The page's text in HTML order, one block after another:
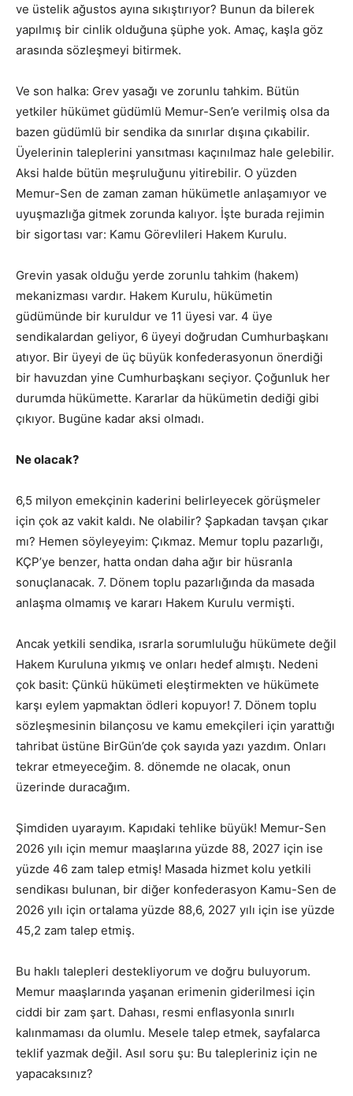
ve üstelik ağustos ayına sıkıştırıyor? Bunun da bilerek
yapılmış bir cinlik olduğuna şüphe yok. Amaç, kaşla göz
arasında sözleşmeyi bitirmek.
Ve son halka: Grev yasağı ve zorunlu tahkim. Bütün
yetkiler hükümet güdümlü Memur-Sen’e verilmiş olsa da
bazen güdümlü bir sendika da sınırlar dışına çıkabilir.
Üyelerinin taleplerini yansıtması kaçınılmaz hale gelebilir.
Aksi halde bütün meşruluğunu yitirebilir. O yüzden
Memur-Sen de zaman zaman hükümetle anlaşamıyor ve
uyuşmazlığa gitmek zorunda kalıyor. İşte burada rejimin
bir sigortası var: Kamu Görevlileri Hakem Kurulu.
Grevin yasak olduğu yerde zorunlu tahkim (hakem)
mekanizması vardır. Hakem Kurulu, hükümetin
güdümünde bir kuruldur ve 11 üyesi var. 4 üye
sendikalardan geliyor, 6 üyeyi doğrudan Cumhurbaşkanı
atıyor. Bir üyeyi de üç büyük konfederasyonun önerdiği
bir havuzdan yine Cumhurbaşkanı seçiyor. Çoğunluk her
durumda hükümette. Kararlar da hükümetin dediği gibi
çıkıyor. Bugüne kadar aksi olmadı.
Ne olacak?
6,5 milyon emekçinin kaderini belirleyecek görüşmeler
için çok az vakit kaldı. Ne olabilir? Şapkadan tavşan çıkar
mı? Hemen söyleyeyim: Çıkmaz. Memur toplu pazarlığı,
KÇP’ye benzer, hatta ondan daha ağır bir hüsranla
sonuçlanacak. 7. Dönem toplu pazarlığında da masada
anlaşma olmamış ve kararı Hakem Kurulu vermişti.
Ancak yetkili sendika, ısrarla sorumluluğu hükümete değil
Hakem Kuruluna yıkmış ve onları hedef almıştı. Nedeni
çok basit: Çünkü hükümeti eleştirmekten ve hükümete
karşı eylem yapmaktan ödleri kopuyor! 7. Dönem toplu
sözleşmesinin bilançosu ve kamu emekçileri için yarattığı
tahribat üstüne BirGün’de çok sayıda yazı yazdım. Onları
tekrar etmeyeceğim. 8. dönemde ne olacak, onun
üzerinde duracağım.
Şimdiden uyarayım. Kapıdaki tehlike büyük! Memur-Sen
2026 yılı için memur maaşlarına yüzde 88, 2027 için ise
yüzde 46 zam talep etmiş! Masada hizmet kolu yetkili
sendikası bulunan, bir diğer konfederasyon Kamu-Sen de
2026 yılı için ortalama yüzde 88,6, 2027 yılı için ise yüzde
45,2 zam talep etmiş.
Bu haklı talepleri destekliyorum ve doğru buluyorum.
Memur maaşlarında yaşanan erimenin giderilmesi için
ciddi bir zam şart. Dahası, resmi enflasyonla sınırlı
kalınmaması da olumlu. Mesele talep etmek, sayfalarca
teklif yazmak değil. Asıl soru şu: Bu talepleriniz için ne
yapacaksınız?